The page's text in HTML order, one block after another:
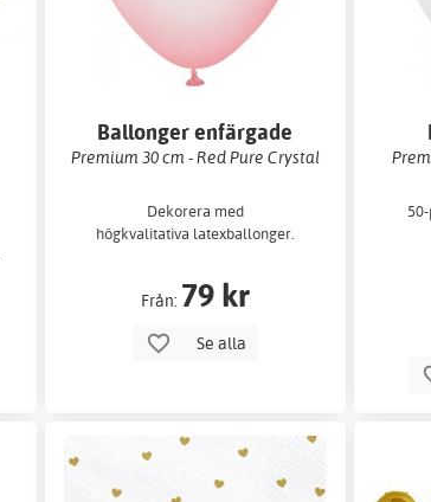
Ballonger enfärgade
Premium 30 cm - Red Pure Crystal
Dekorera med
högkvalitativa latexballonger.
Från: 79 kr
Se alla